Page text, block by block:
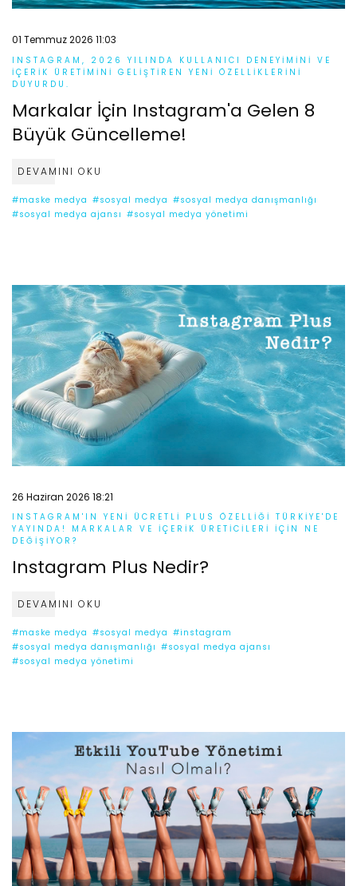
01 Temmuz 2026 11:03
INSTAGRAM, 2026 YILINDA KULLANICI DENEYIMINI VE
IÇERIK ÜRETIMINI GELIŞTIREN YENI ÖZELLIKLERINI
DUYURDU.
Markalar İçin Instagram'a Gelen 8
Büyük Güncelleme!
DEVAMINI OKU
#maske medya #sosyal medya #sosyal medya danışmanlığı
#sosyal medya ajansı #sosyal medya yönetimi
26 Haziran 2026 18:21
INSTAGRAM'IN YENI ÜCRETLI PLUS ÖZELLIĞI TÜRKIYE'DE
YAYINDA! MARKALAR VE İÇERIK ÜRETICILERI İÇIN NE
DEĞIŞIYOR?
Instagram Plus Nedir?
DEVAMINI OKU
#maske medya #sosyal medya #instagram
#sosyal medya danışmanlığı #sosyal medya ajansı
#sosyal medya yönetimi